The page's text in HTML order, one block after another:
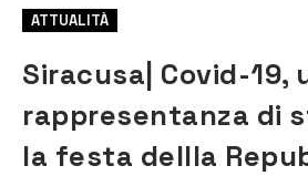
ATTUALITÀ
Siracusa| Covid-19,
rappresentanza di
la festa dellla